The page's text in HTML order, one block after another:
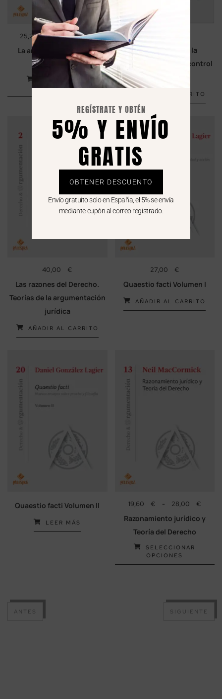
25,20€ - 36,00€
La argumentación en el
Derecho
SELECCIONAR
OPCIONES
La motivación de la
sentencia penal y su control
AÑADIR AL CARRITO
40,00 €
Las razones del Derecho.
Teorías de la argumentación
jurídica
AÑADIR AL CARRITO
27,00 €
Quaestio facti Volumen I
AÑADIR AL CARRITO
Quaestio facti Volumen II
LEER MÁS
19,60 € - 28,00 €
Razonamiento jurídico y
Teoría del Derecho
SELECCIONAR
OPCIONES
ANTES SIGUIENTE
REGÍSTRATE Y OBTÉN
5% Y ENVÍO
GRATIS
OBTENER DESCUENTO
Envío gratuito solo en España, el 5% se envía
mediante cupón al correo registrado.